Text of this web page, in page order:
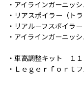
・アイラインガーニッ
・リアスポイラー（ト
・リアルーフスポイラ
・アイラインガーニッ
・車高調整キット １１
・Ｌｅｇｅｒｆｏｒｔ